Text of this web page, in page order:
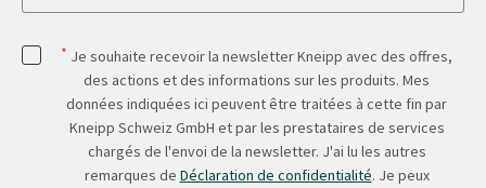
* Je souhaite recevoir la newsletter Kneipp avec des offres,
des actions et des informations sur les produits. Mes
données indiquées ici peuvent être traitées à cette fin par
Kneipp Schweiz GmbH et par les prestataires de services
chargés de l'envoi de la newsletter. J'ai lu les autres
remarques de Déclaration de confidentialité. Je peux